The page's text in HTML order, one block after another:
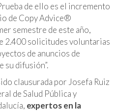
de ello es el incremento
de Copy Advice®
semestre de este año,
2.400 solicitudes voluntarias
de anuncios de
su difusión”.
clausurada por Josefa Ruiz
de Salud Pública y
expertos en la